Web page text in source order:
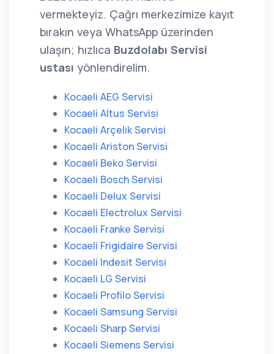
vermekteyiz. Çağrı merkezimize kayıt
bırakın veya WhatsApp üzerinden
ulaşın; hızlıca Buzdolabı Servisi
ustası yönlendirelim.
Kocaeli AEG Servisi
Kocaeli Altus Servisi
Kocaeli Arçelik Servisi
Kocaeli Ariston Servisi
Kocaeli Beko Servisi
Kocaeli Bosch Servisi
Kocaeli Delux Servisi
Kocaeli Electrolux Servisi
Kocaeli Franke Servisi
Kocaeli Frigidaire Servisi
Kocaeli Indesit Servisi
Kocaeli LG Servisi
Kocaeli Profilo Servisi
Kocaeli Samsung Servisi
Kocaeli Sharp Servisi
Kocaeli Siemens Servisi